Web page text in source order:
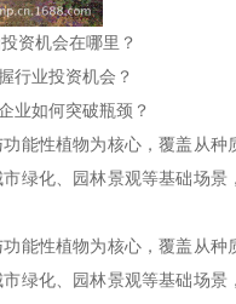
资机会在哪里？
行业投资机会？
业如何突破瓶颈？
性植物为核心，覆盖从种
绿化、园林景观等基础场景
性植物为核心，覆盖从种
绿化、园林景观等基础场景